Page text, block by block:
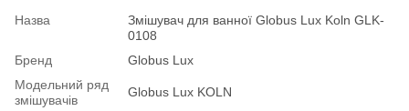
Назва
Змішувач для ванної Globus Lux Koln GLK-
0108
Бренд
Globus Lux
Модельний ряд
змішувачів
Globus Lux KOLN